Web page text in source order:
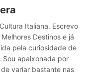
Italiana. Escrevo
Destinos e já
pela curiosidade de
Sou apaixonada por
variar bastante nas